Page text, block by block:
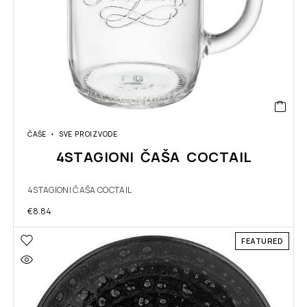
ČAŠE SVE PROIZVODE
4STAGIONI ČAŠA COCTAIL
4STAGIONI ČAŠA COCTAIL
€8.84
FEATURED